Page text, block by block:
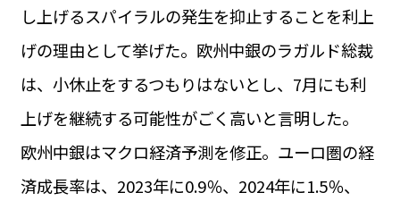
#カルカッソンヌ Carcassonne
#サステナブル
#フランス生活
#レシピ #ビューティー
#コスメ
#アルザス地方
#フランスの地方 #フロマージュ
#おでかけ
し上げるスパイラルの発生を抑止することを利上
げの理由として挙げた。欧州中銀のラガルド総裁
は、小休止をするつもりはないとし、7月にも利
上げを継続する可能性がごく高いと言明した。
欧州中銀はマクロ経済予測を修正。ユーロ圏の経
済成長率は、2023年に0.9％、2024年に1.5％、